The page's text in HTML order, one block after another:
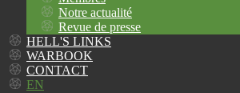
Notre actualité
Revue de presse
HELL'S LINKS
WARBOOK
CONTACT
EN